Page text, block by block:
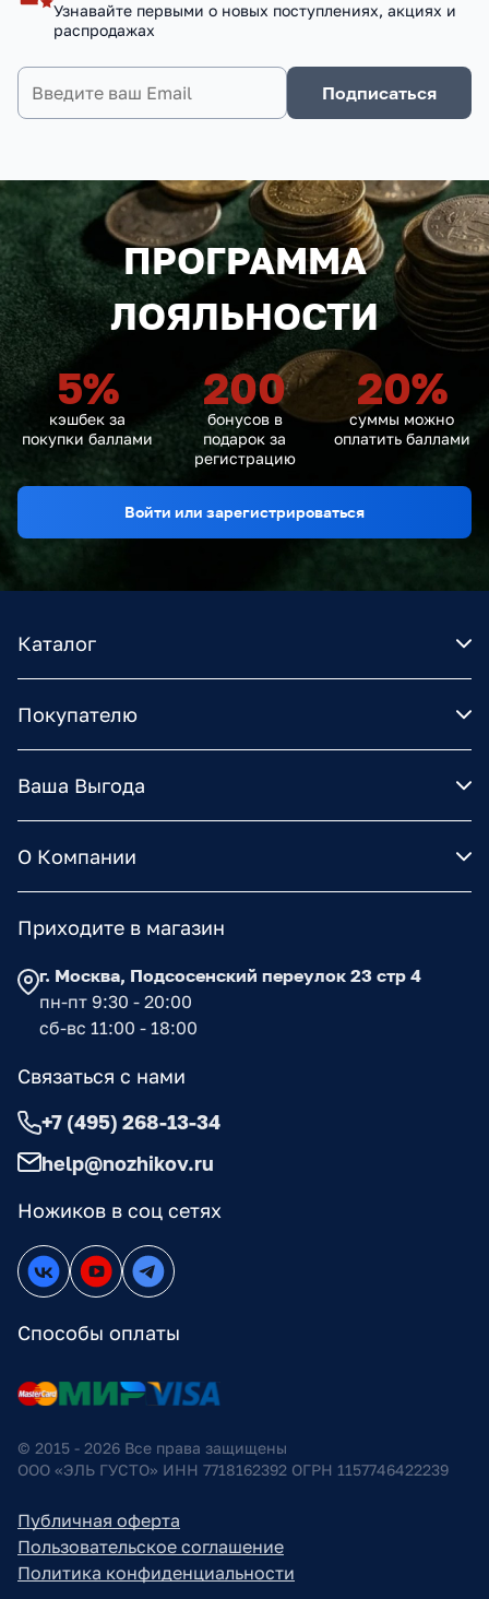
Узнавайте первыми о новых поступлениях, акциях и
распродажах
Подписаться
ПРОГРАММА
ЛОЯЛЬНОСТИ
5%
кэшбек за
покупки баллами
200
бонусов в
подарок за
регистрацию
20%
суммы можно
оплатить баллами
Войти или зарегистрироваться
Каталог
Покупателю
Ваша Выгода
О Компании
Ножиков в соц сетях
Способы оплаты
Приходите в магазин
г. Москва, Подсосенский переулок 23 стр 4
пн-пт 9:30 - 20:00
сб-вс 11:00 - 18:00
Связаться с нами
+7 (495) 268-13-34
help@nozhikov.ru
© 2015 - 2026 Все права защищены
ООО «ЭЛЬ ГУСТО» ИНН 7718162392 ОГРН 1157746422239
Публичная оферта
Пользовательское соглашение
Политика конфиденциальности